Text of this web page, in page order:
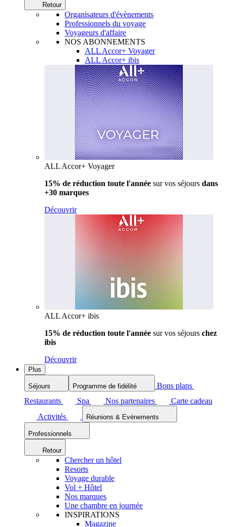
Retour
Organisateurs d'évènements
Professionnels du voyage
Voyageurs d'affaire
NOS ABONNEMENTS
ALL Accor+ Voyager
ALL Accor+ ibis
ALL Accor+ Voyager
15% de réduction toute l'année sur vos séjours dans
+30 marques
Découvrir
ALL Accor+ ibis
15% de réduction toute l'année sur vos séjours chez
ibis
Découvrir
Plus
Séjours Programme de fidélité
Bons plans
Restaurants
Spa Nos partenaires
Carte cadeau
Activités
Réunions & Evénements
Professionnels
Retour
Chercher un hôtel
Resorts
Voyage durable
Vol + Hôtel
Nos marques
Une chambre en journée
INSPIRATIONS
Magazine